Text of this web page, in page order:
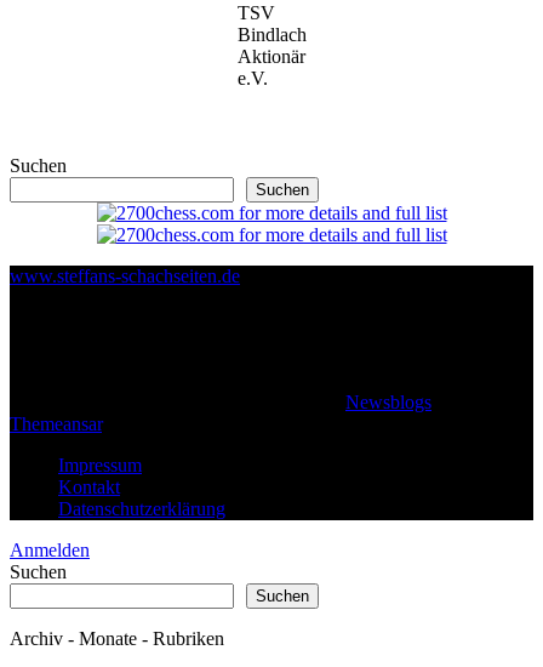
TSV
Bindlach
Aktionär
e.V.
Suchen
Suchen
www.steffans-schachseiten.de
Newsblogs
Themeansar.
Impressum
Kontakt
Datenschutzerklärung
Anmelden
Suchen
Suchen
Archiv - Monate - Rubriken